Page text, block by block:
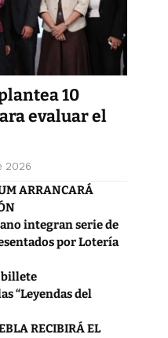
10
evaluar el
2026
ARRANCARÁ
integran serie de
por Lotería
billete
“Leyendas del
RECIBIRÁ EL